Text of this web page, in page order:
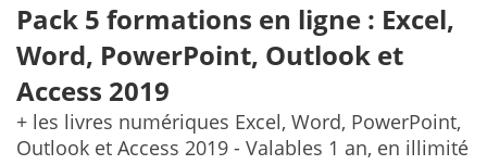
Pack 5 formations en ligne : Excel,
Word, PowerPoint, Outlook et
Access 2019
+ les livres numériques Excel, Word, PowerPoint,
Outlook et Access 2019 - Valables 1 an, en illimité